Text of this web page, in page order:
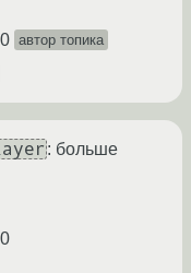
автор топика
: больше